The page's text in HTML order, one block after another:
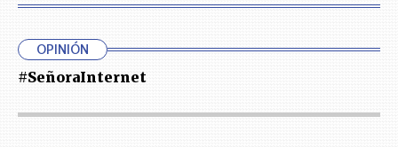
OPINIÓN
#SeñoraInternet